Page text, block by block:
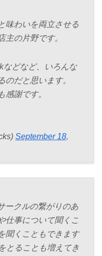
味わいを両立させる
主の片野です。
などなど、いろんな
のだと思います。
感謝です。
September 18,
ークルの繋がりのあ
仕事について聞くこ
聞くこともできます
とることも増えてき